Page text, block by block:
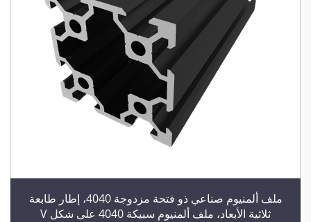
ملف ألمنيوم صناعي ذو فتحة مزدوجة 4040، إطار طابعة
ثلاثية الأبعاد، ملف ألمنيوم سبيكة 4040 على شكل V